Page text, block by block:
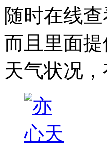
随时在线
而且里面
天气状况